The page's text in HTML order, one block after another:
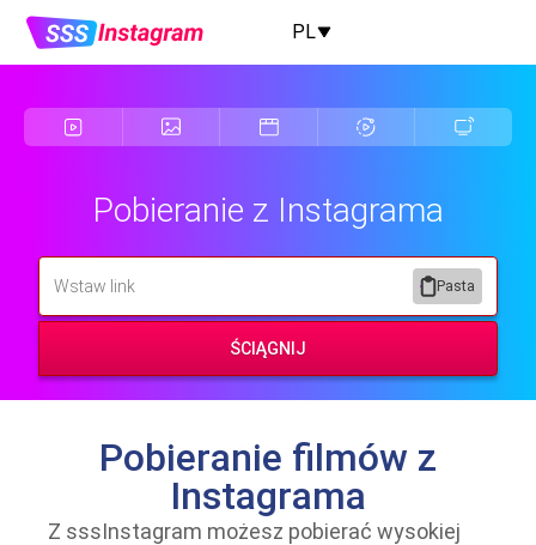
PL
Pobieranie z Instagrama
Pasta
ŚCIĄGNIJ
Pobieranie filmów z
Instagrama
Z sssInstagram możesz pobierać wysokiej